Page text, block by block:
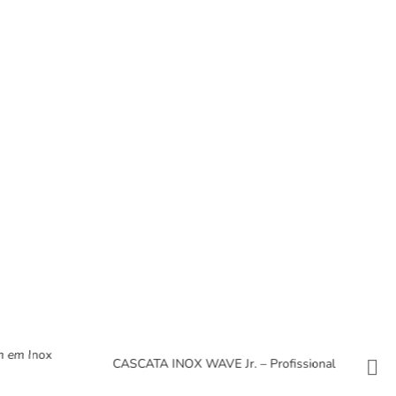
em Inox CASCATA INOX WAVE Jr. – Profissional